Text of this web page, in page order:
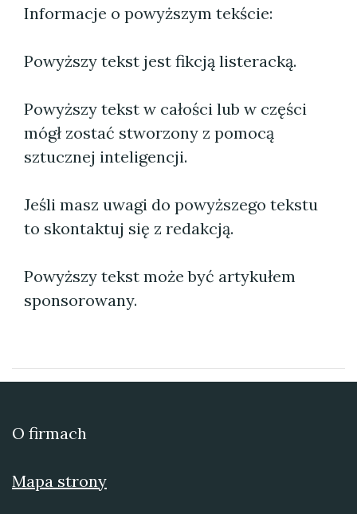
Informacje o powyższym tekście:
Powyższy tekst jest fikcją listeracką.
Powyższy tekst w całości lub w części
mógł zostać stworzony z pomocą
sztucznej inteligencji.
Jeśli masz uwagi do powyższego tekstu
to skontaktuj się z redakcją.
Powyższy tekst może być artykułem
sponsorowany.
O firmach
Mapa strony